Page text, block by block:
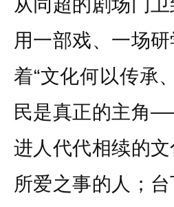
从同超的剧场门
用一部戏、一场
着“文化何以传承
民是真正的主角
进人代代相续的
所爱之事的人；